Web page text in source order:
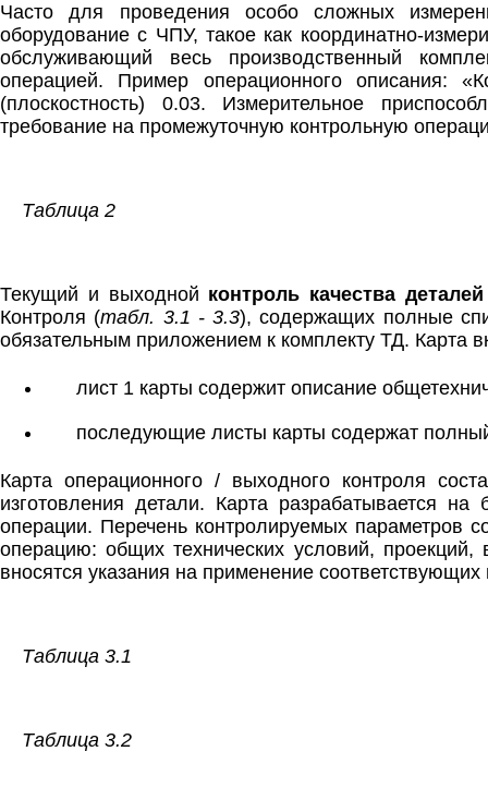
Часто для проведения особо сложных
оборудование с ЧПУ, такое как координатно-
обслуживающий весь производственный
операцией. Пример операционного описания:
(плоскостность) 0.03. Измерительное
требование на промежуточную контрольную
Таблица 2
Текущий и выходной контроль качества деталей
Контроля (табл. 3.1 - 3.3), содержащих полные
обязательным приложением к комплекту ТД. Карта
лист 1 карты содержит описание
последующие листы карты содержат
Карта операционного / выходного контроля
изготовления детали. Карта разрабатывается
операции. Перечень контролируемых параметров
операцию: общих технических условий,
вносятся указания на применение
Таблица 3.1
Таблица 3.2